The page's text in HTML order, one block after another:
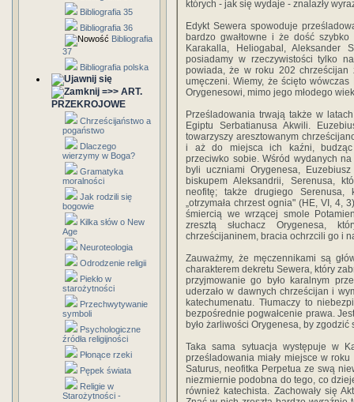
Bibliografia 35
Bibliografia 36
Bibliografia
37
Bibliografia polska
=>> ART.
PRZEKROJOWE
Chrześcijaństwo a
pogaństwo
Dlaczego
wierzymy w Boga?
Gramatyka
moralności
Jak rodzili się
bogowie
Kilka słów o New
Age
Neuroteologia
Odrodzenie religii
Piekło w
starożytności
Przechwytywanie
symboli
Psychologiczne
źródła religijności
Płonące rzeki
Pępek świata
Religie w
Starożytności -
których - jak się wydaje - znalazły
Edykt Sewera spowoduje
bardzo gwałtowne i że dość
Karakalla, Heliogabal, Aleksander
posiadamy w rzeczywistości tylko
powiada, że w roku 202 chrześcijan
umęczeni. Wiemy, że ścięto
Orygenesowi, mimo jego młodego
Prześladowania trwają także w
Egiptu Serbatianusa Akwili.
towarzyszy aresztowanym
i aż do miejsca ich kaźni, budząc
przeciwko sobie. Wśród wydanych
byli uczniami Orygenesa,
biskupem Aleksandrii, Serenusa,
neofitę; także drugiego Serenusa,
„otrzymała chrzest ognia" (HE, VI, 4,
śmiercią we wrzącej smole
zresztą słuchacz Orygenesa,
chrześcijaninem, bracia ochrzcili go i
Zauważmy, że męczennikami są
charakterem dekretu Sewera, który
przyjmowanie go było karalnym
uderzało w dawnych chrześcijan i
katechumenatu. Tłumaczy to
bezpośrednie pogwałcenie prawa.
było żarliwości Orygenesa, by
Taka sama sytuacja występuje w
prześladowania miały miejsce w
Saturus, neofitka Perpetua ze swą
niezmiernie podobna do tego, co
również katechista. Zachowały się